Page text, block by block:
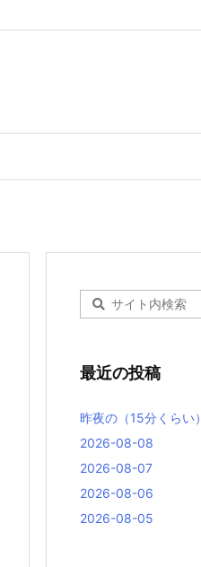
最近の投稿
昨夜の（15分くらい）
2026-08-08
2026-08-07
2026-08-06
2026-08-05